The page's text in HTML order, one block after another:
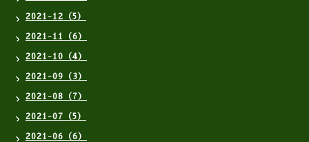
2021-12（5）
2021-11（6）
2021-10（4）
2021-09（3）
2021-08（7）
2021-07（5）
2021-06（6）